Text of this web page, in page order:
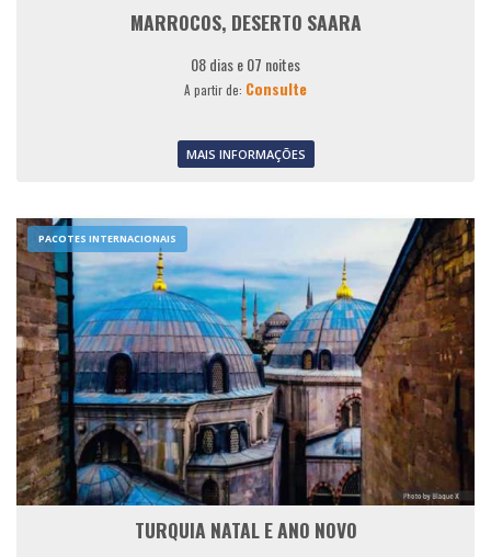
MARROCOS, DESERTO SAARA
08 dias e 07 noites
A partir de: Consulte
MAIS INFORMAÇÕES
PACOTES INTERNACIONAIS
TURQUIA NATAL E ANO NOVO